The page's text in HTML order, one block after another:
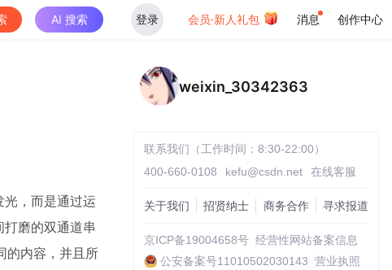
AI 搜索 登录 会员·新人礼包 消息 创作中心
光，而是通过运
磨的双通道串
的内容，并且所
weixin_30342363
联系我们（工作时间：8:30-22:00）
400-660-0108
kefu@csdn.net 在线客服
关于我们 招贤纳士 商务合作 寻求报道
京ICP备19004658号 经营性网站备案信息
公安备案号11010502030143 营业执照